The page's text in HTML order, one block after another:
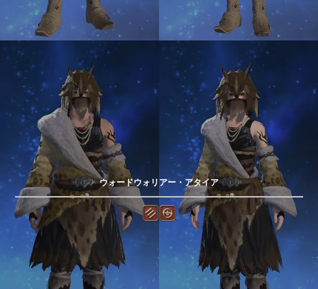
ウォードウォリアー・アタイア